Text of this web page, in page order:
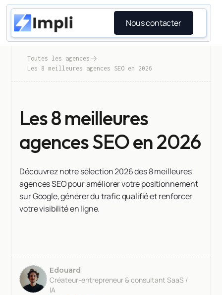
Nous contacter
Toutes les agences
Les 8 meilleures agences SEO en 2026
Les 8 meilleures
agences SEO en 2026
Découvrez notre sélection 2026 des 8 meilleures
agences SEO pour améliorer votre positionnement
sur Google, générer du trafic qualifié et renforcer
votre visibilité en ligne.
Edouard
Créateur-entrepreneur & consultant SaaS /
IA